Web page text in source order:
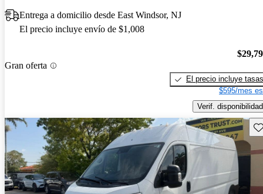
Entrega a domicilio desde East Windsor, NJ
El precio incluye envío de $1,008
Gran oferta
El precio incluye tasas
$595/mes
Verif. disponibilidad